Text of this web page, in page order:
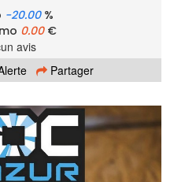
-20.00%
0.00€
avis
Partager